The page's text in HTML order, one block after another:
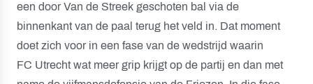
een door Van de Streek geschoten bal via de
binnenkant van de paal terug het veld in. Dat moment
doet zich voor in een fase van de wedstrijd waarin
FC Utrecht wat meer grip krijgt op de partij en dan met